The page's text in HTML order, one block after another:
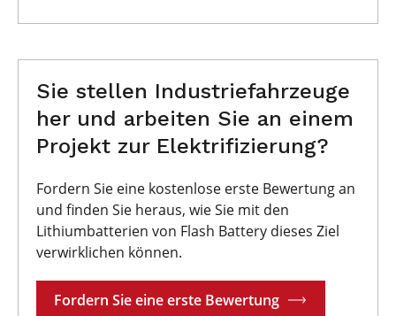
Sie stellen Industriefahrzeuge
her und arbeiten Sie an einem
Projekt zur Elektrifizierung?
Fordern Sie eine kostenlose erste Bewertung an
und finden Sie heraus, wie Sie mit den
Lithiumbatterien von Flash Battery dieses Ziel
verwirklichen können.
Fordern Sie eine erste Bewertung